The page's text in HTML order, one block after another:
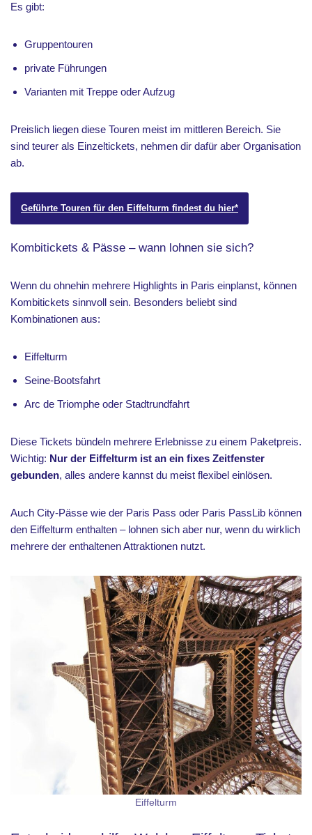
Es gibt:
Gruppentouren
private Führungen
Varianten mit Treppe oder Aufzug
Preislich liegen diese Touren meist im mittleren Bereich. Sie
sind teurer als Einzeltickets, nehmen dir dafür aber Organisation
ab.
Geführte Touren für den Eiffelturm findest du hier*
Kombitickets & Pässe – wann lohnen sie sich?
Wenn du ohnehin mehrere Highlights in Paris einplanst, können
Kombitickets sinnvoll sein. Besonders beliebt sind
Kombinationen aus:
Eiffelturm
Seine-Bootsfahrt
Arc de Triomphe oder Stadtrundfahrt
Diese Tickets bündeln mehrere Erlebnisse zu einem Paketpreis.
Wichtig: Nur der Eiffelturm ist an ein fixes Zeitfenster
gebunden, alles andere kannst du meist flexibel einlösen.
Auch City-Pässe wie der Paris Pass oder Paris PassLib können
den Eiffelturm enthalten – lohnen sich aber nur, wenn du wirklich
mehrere der enthaltenen Attraktionen nutzt.
Eiffelturm